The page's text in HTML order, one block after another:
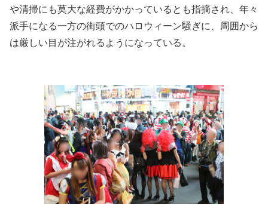
や清掃にも莫大な経費がかかっているとも指摘され、年々
派手になる一方の街頭でのハロウィーン騒ぎに、周囲から
は厳しい目が注がれるようになっている。